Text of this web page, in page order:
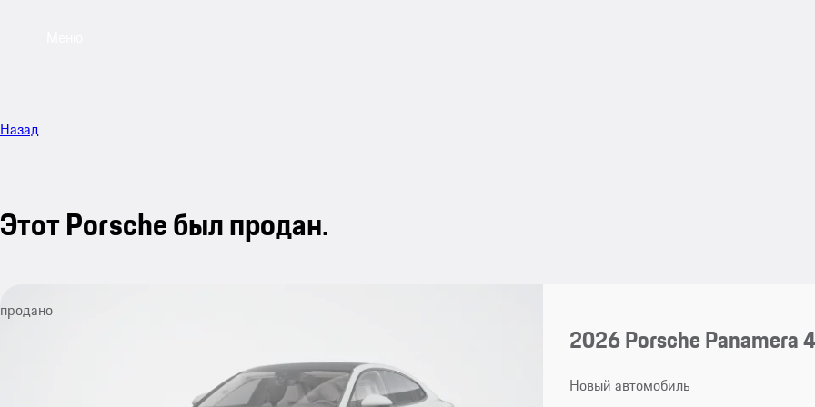
Назад
Этот Porsche был продан.
продано
2026 Porsche Panamera 4
Новый автомобиль